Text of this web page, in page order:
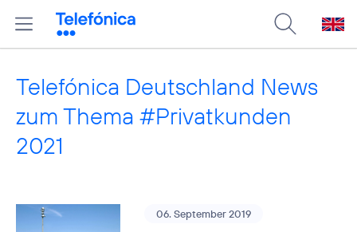
Telefónica Deutschland News
zum Thema #Privatkunden
2021
06. September 2019